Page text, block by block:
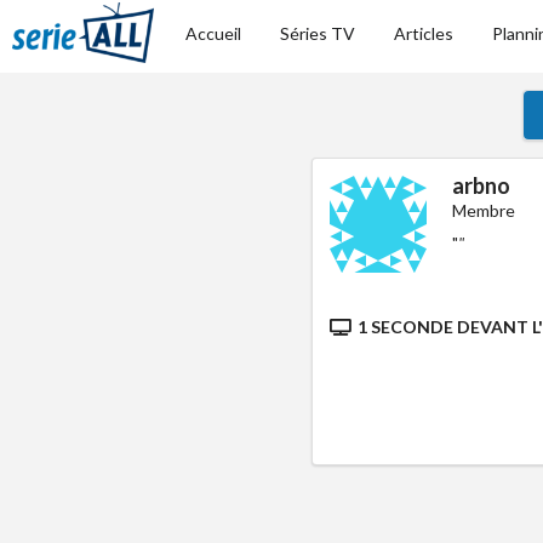
Accueil Séries TV Articles
arbno
Membre
""
1 SECONDE DEVANT